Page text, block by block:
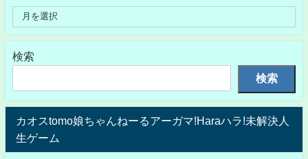
検索
検索
カオスtomo娘ちゃんねーるアーガマ!Haraハラ!未解決人
生ゲーム